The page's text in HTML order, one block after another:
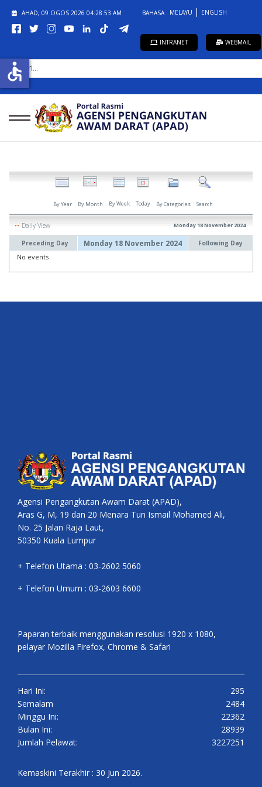
AHAD, 09 OGOS 2026 04:28:53 AM BAHASA : MELAYU ENGLISH
INTRANET WEBMAIL
CARI...
By Year By Month By Week Today By Categories Search
Daily View Monday 18 November 2024
Preceding Day Monday 18 November 2024 Following Day
No events
Agensi Pengangkutan Awam Darat (APAD),
Aras G, M, 19 dan 20 Menara Tun Ismail Mohamed Ali,
No. 25 Jalan Raja Laut,
50350 Kuala Lumpur
+ Telefon Utama : 03-2602 5060
+ Telefon Umum : 03-2603 6600
Paparan terbaik menggunakan resolusi 1920 x 1080,
pelayar Mozilla Firefox, Chrome & Safari
Hari Ini:
295
Semalam
2484
Minggu Ini:
22362
Bulan Ini:
28939
Jumlah Pelawat:
3227251
Kemaskini Terakhir : 30 Jun 2026.
accessible